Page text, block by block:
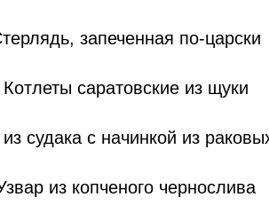
запеченная по-царски
Котлеты саратовские из щуки
из судака с начинкой из
из копченого чернослива